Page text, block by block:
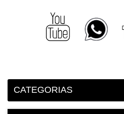
CATEGORIAS